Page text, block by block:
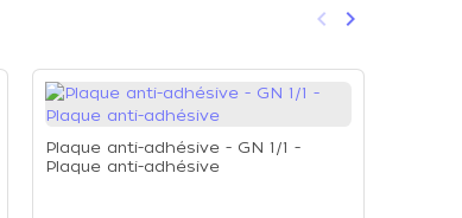
Précédent
keyboard_arrow_left Suivant
keyboard_arrow_right
Plaque anti-adhésive - GN 1/1 -
Plaque anti-adhésive